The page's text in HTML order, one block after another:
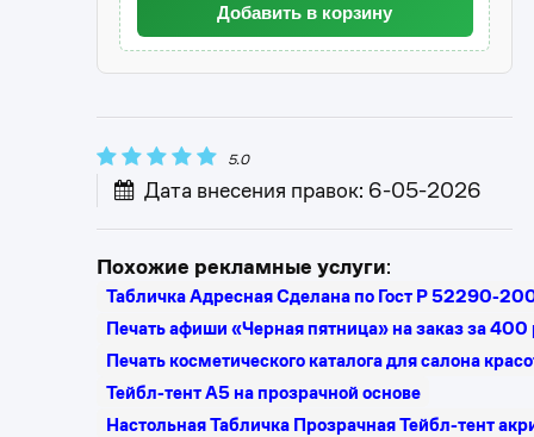
Добавить в корзину
5.0
Дата внесения правок: 6-05-2026
Похожие рекламные услуги:
Табличка Адресная Сделана по Гост Р 52290-
Печать афиши «Черная пятница» на заказ за 400
Печать косметического каталога для салона
Тейбл-тент А5 на прозрачной основе
Настольная Табличка Прозрачная Тейбл-тент